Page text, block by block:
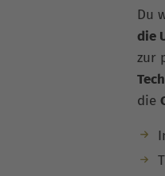
Du
die
zur
die